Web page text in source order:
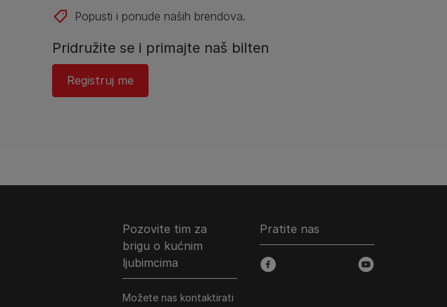
Popusti i ponude naših brendova.
Pridružite se i primajte naš bilten
Registruj me​
Pozovite tim za
brigu o kućnim
ljubimcima
Možete nas kontaktirati
Pratite nas
facebook youtube